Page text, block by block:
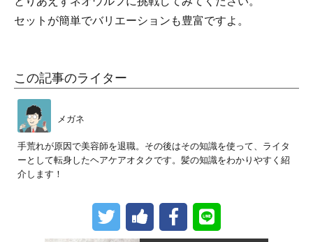
セットが簡単でバリエーションも豊富ですよ。
この記事のライター
メガネ
手荒れが原因で美容師を退職。その後はその知識を使って、ライタ
ーとして転身したヘアケアオタクです。髪の知識をわかりやすく紹
介します！